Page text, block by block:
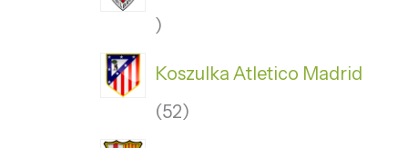
Koszulka Atletico Madrid
52